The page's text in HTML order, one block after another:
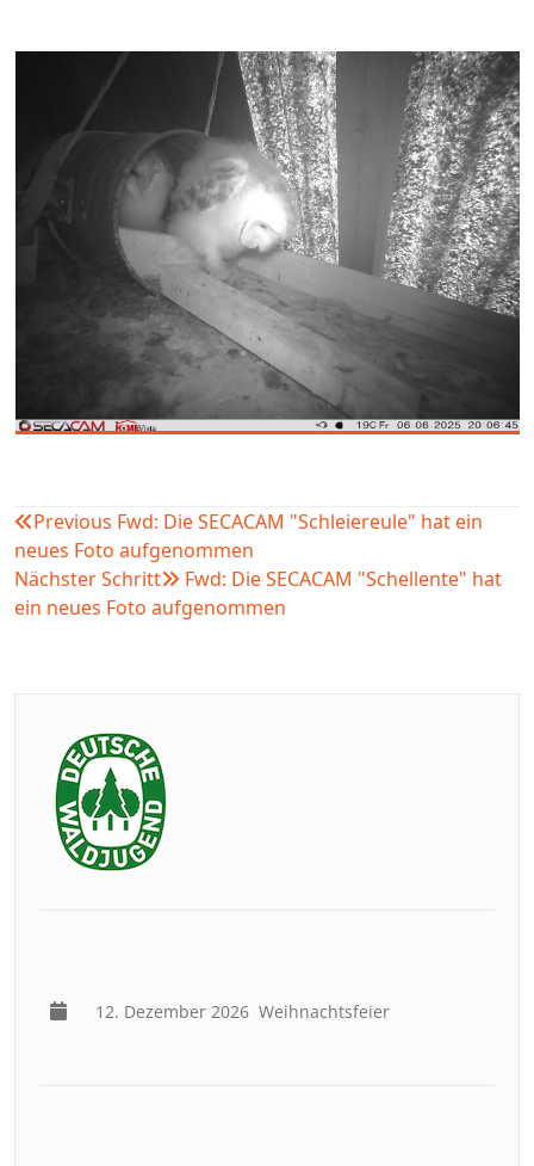
Beitragsnavigation
Previous Fwd: Die SECACAM "Schleiereule" hat ein
neues Foto aufgenommen
Nächster Schritt
Fwd: Die SECACAM "Schellente" hat
ein neues Foto aufgenommen
12. Dezember 2026 Weihnachtsfeier